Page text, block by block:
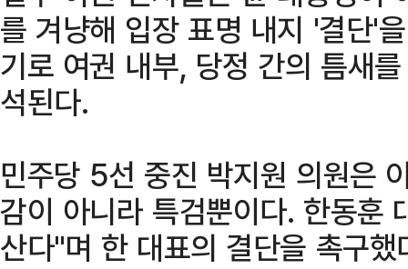
를 겨냥해 입장 표명 내지 '결단'
기로 여권 내부, 당정 간의 틈새
석된다.
민주당 5선 중진 박지원 의원은
감이 아니라 특검뿐이다. 한동훈
산다"며 한 대표의 결단을 촉구했